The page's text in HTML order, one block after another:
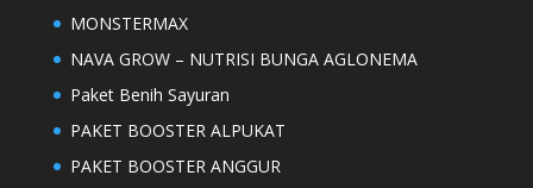
MONSTERMAX
NAVA GROW – NUTRISI BUNGA AGLONEMA
Paket Benih Sayuran
PAKET BOOSTER ALPUKAT
PAKET BOOSTER ANGGUR